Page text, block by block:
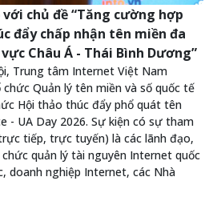
với chủ đề “Tăng cường hợp
đẩy chấp nhận tên miền đa
Châu Á - Thái Bình Dương”
Trung tâm Internet Việt Nam
Quản lý tên miền và số quốc tế
Hội thảo thúc đẩy phổ quát tên
- UA Day 2026. Sự kiện có sự tham
tiếp, trực tuyến) là các lãnh đạo,
quản lý tài nguyên Internet quốc
doanh nghiệp Internet, các Nhà